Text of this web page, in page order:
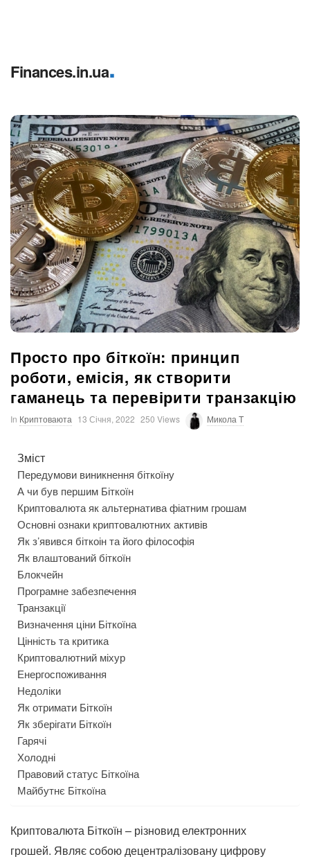
Finances.in.ua.
Просто про біткоїн: принцип
роботи, емісія, як створити
гаманець та перевірити транзакцію
In Криптоваюта 13 Січня, 2022 250 Views Микола T
Зміст
Передумови виникнення біткоїну
А чи був першим Біткоїн
Криптовалюта як альтернатива фіатним грошам
Основні ознаки криптовалютних активів
Як з’явився біткоін та його філософія
Як влаштований біткоїн
Блокчейн
Програмне забезпечення
Транзакції
Визначення ціни Біткоїна
Цінність та критика
Криптовалютний міхур
Енергоспоживання
Недоліки
Як отримати Біткоїн
Як зберігати Біткоїн
Гарячі
Холодні
Правовий статус Біткоїна
Майбутнє Біткоїна
Криптовалюта Біткоїн – різновид електронних
грошей. Являє собою децентралізовану цифрову